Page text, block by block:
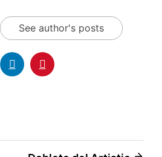
See author's posts